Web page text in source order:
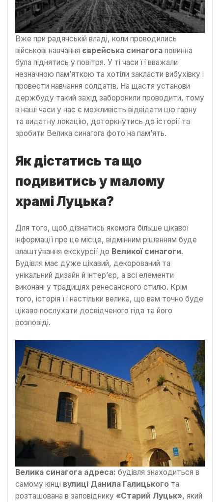
Вже при радянській владі, коли проводились
військові навчання єврейська синагога повинна
була піднятись у повітря. У ті часи її вважали
незначною пам’яткою та хотіли закласти вибухівку і
провести навчання солдатів. На щастя установи
держбуду такий захід заборонили проводити, тому
в наші часи у нас є можливість відвідати цю гарну
та видатну локацію, доторкнутись до історії та
зробити Велика синагога фото на пам’ять.
Як дістатись та що
подивитись у малому
храмі Луцька?
Для того, щоб дізнатись якомога більше цікавої
інформації про це місце, відмінним рішенням буде
влаштування екскурсії до Великої синагоги.
Будівля має дуже цікавий, декорований та
унікальний дизайн й інтер’єр, а всі елементи
виконані у традиціях ренесансного стилю. Крім
того, історія її настільки велика, що вам точно буде
цікаво послухати досвідченого гіда та його
розповіді.
Велика синагога адреса: будівля знаходиться в
самому кінці вулиці Данила Галицького та
розташована в заповіднику «Старий Луцьк», який